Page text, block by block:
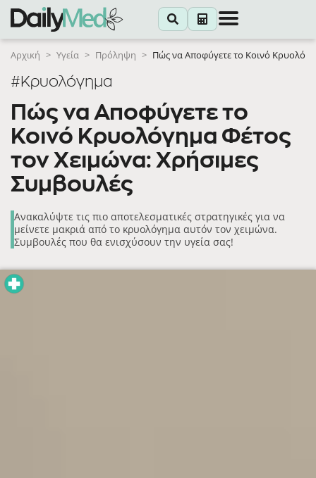
Αρχική > Υγεία > Πρόληψη > Πώς να Αποφύγετε το Κοινό
#Κρυολόγημα
Πώς να Αποφύγετε το
Κοινό Κρυολόγημα Φέτος
τον Χειμώνα: Χρήσιμες
Συμβουλές
Ανακαλύψτε τις πιο αποτελεσματικές στρατηγικές για να
μείνετε μακριά από το κρυολόγημα αυτόν τον χειμώνα.
Συμβουλές που θα ενισχύσουν την υγεία σας!